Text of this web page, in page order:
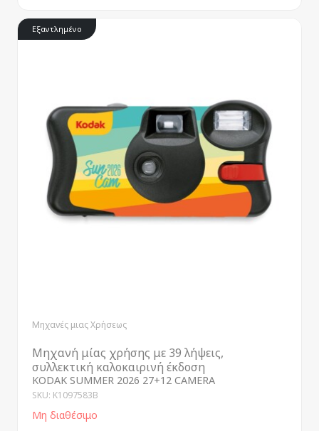
Εξαντλημένο
Μηχανές μιας Χρήσεως
Μηχανή μίας χρήσης με 39 λήψεις,
συλλεκτική καλοκαιρινή έκδοση
KODAK SUMMER 2026 27+12 CAMERA
SKU: K1097583B
Μη διαθέσιμο